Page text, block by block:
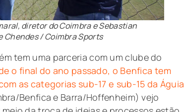
diretor do Coimbra e Sebastian
Chendes / Coimbra Sports
tem uma parceria com um clube do
o final do ano passado, o Benfica tem
as categorias sub-17 e sub-15 da Águia
Benfica e Barra/Hoffenheim) vejo